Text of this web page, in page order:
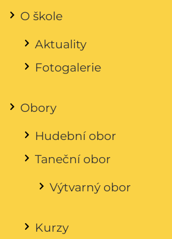
O škole
Aktuality
Fotogalerie
Obory
Hudební obor
Taneční obor
Výtvarný obor
Kurzy